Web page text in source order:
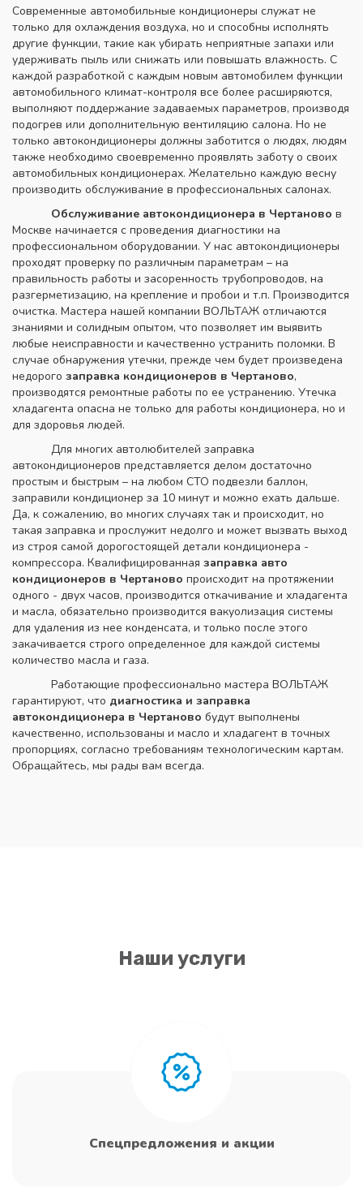
Современные автомобильные кондиционеры служат не
только для охлаждения воздуха, но и способны исполнять
другие функции, такие как убирать неприятные запахи или
удерживать пыль или снижать или повышать влажность. С
каждой разработкой с каждым новым автомобилем функции
автомобильного климат-контроля все более расширяются,
выполняют поддержание задаваемых параметров, производя
подогрев или дополнительную вентиляцию салона. Но не
только автокондиционеры должны заботится о людях, людям
также необходимо своевременно проявлять заботу о своих
автомобильных кондиционерах. Желательно каждую весну
производить обслуживание в профессиональных салонах.
Обслуживание автокондиционера в Чертаново в
Москве начинается с проведения диагностики на
профессиональном оборудовании. У нас автокондиционеры
проходят проверку по различным параметрам – на
правильность работы и засоренность трубопроводов, на
разгерметизацию, на крепление и пробои и т.п. Производится
очистка. Мастера нашей компании ВОЛЬТАЖ отличаются
знаниями и солидным опытом, что позволяет им выявить
любые неисправности и качественно устранить поломки. В
случае обнаружения утечки, прежде чем будет произведена
недорого заправка кондиционеров в Чертаново,
производятся ремонтные работы по ее устранению. Утечка
хладагента опасна не только для работы кондиционера, но и
для здоровья людей.
Для многих автолюбителей заправка
автокондиционеров представляется делом достаточно
простым и быстрым – на любом СТО подвезли баллон,
заправили кондиционер за 10 минут и можно ехать дальше.
Да, к сожалению, во многих случаях так и происходит, но
такая заправка и прослужит недолго и может вызвать выход
из строя самой дорогостоящей детали кондиционера -
компрессора. Квалифицированная заправка авто
кондиционеров в Чертаново происходит на протяжении
одного - двух часов, производится откачивание и хладагента
и масла, обязательно производится вакуолизация системы
для удаления из нее конденсата, и только после этого
закачивается строго определенное для каждой системы
количество масла и газа.
Работающие профессионально мастера ВОЛЬТАЖ
гарантируют, что диагностика и заправка
автокондиционера в Чертаново будут выполнены
качественно, использованы и масло и хладагент в точных
пропорциях, согласно требованиям технологическим картам.
Обращайтесь, мы рады вам всегда.
Наши услуги
Спецпредложения и акции